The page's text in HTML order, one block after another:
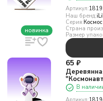
новинка
Артикул:
Наш бренд:
Серия:Космос
Страна
Размер
65 ₽
В